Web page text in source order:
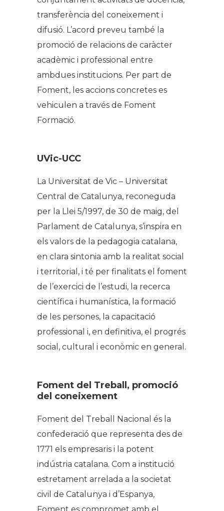
transferència del coneixement i
difusió. L’acord preveu també la
promoció de relacions de caràcter
acadèmic i professional entre
ambdues institucions. Per part de
Foment, les accions concretes es
vehiculen a través de Foment
Formació.
UVic-UCC
La Universitat de Vic – Universitat
Central de Catalunya, reconeguda
per la Llei 5/1997, de 30 de maig, del
Parlament de Catalunya, s’inspira en
els valors de la pedagogia catalana,
en clara sintonia amb la realitat social
i territorial, i té per finalitats el foment
de l’exercici de l’estudi, la recerca
científica i humanística, la formació
de les persones, la capacitació
professional i, en definitiva, el progrés
social, cultural i econòmic en general.
Foment del Treball, promoció
del coneixement
Foment del Treball Nacional és la
confederació que representa des de
1771 els empresaris i la potent
indústria catalana. Com a institució
estretament arrelada a la societat
civil de Catalunya i d’Espanya,